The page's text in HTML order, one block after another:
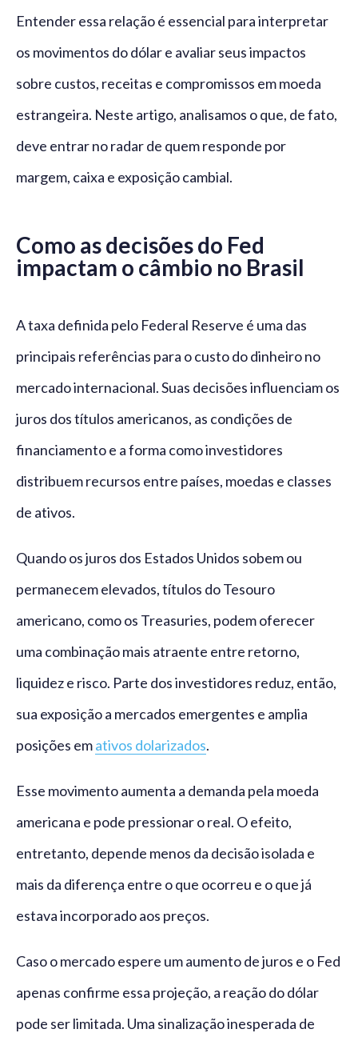
Entender essa relação é essencial para interpretar
os movimentos do dólar e avaliar seus impactos
sobre custos, receitas e compromissos em moeda
estrangeira. Neste artigo, analisamos o que, de fato,
deve entrar no radar de quem responde por
margem, caixa e exposição cambial.
Como as decisões do Fed
impactam o câmbio no Brasil
A taxa definida pelo Federal Reserve é uma das
principais referências para o custo do dinheiro no
mercado internacional. Suas decisões influenciam os
juros dos títulos americanos, as condições de
financiamento e a forma como investidores
distribuem recursos entre países, moedas e classes
de ativos.
Quando os juros dos Estados Unidos sobem ou
permanecem elevados, títulos do Tesouro
americano, como os Treasuries, podem oferecer
uma combinação mais atraente entre retorno,
liquidez e risco. Parte dos investidores reduz, então,
sua exposição a mercados emergentes e amplia
posições emativos dolarizados.
Esse movimento aumenta a demanda pela moeda
americana e pode pressionar o real. O efeito,
entretanto, depende menos da decisão isolada e
mais da diferença entre o que ocorreu e o que já
estava incorporado aos preços.
Caso o mercado espere um aumento de juros e o Fed
apenas confirme essa projeção, a reação do dólar
pode ser limitada. Uma sinalização inesperada de